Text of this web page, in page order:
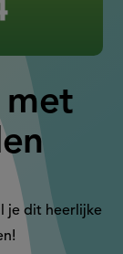
met
je dit heerlijke